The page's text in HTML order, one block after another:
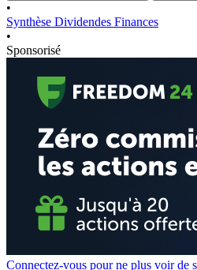
•
Synthèse Dividendes Finances
•
Sponsorisé
Connectez-vous pour ne plus voir de